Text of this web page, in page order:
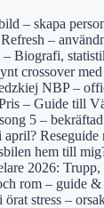
– skapa
–
Biografi,
crossover
NBP –
– Guide till
5 –
Reseguide
hem till
2026: Trupp,
rom – guide &
stress –